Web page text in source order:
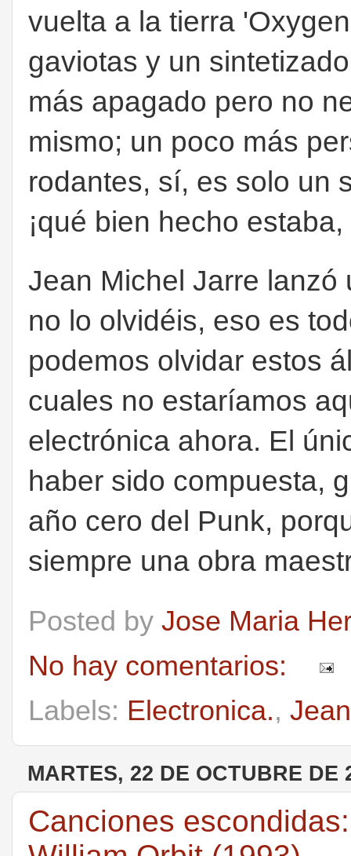
vuelta a la tierra
gaviotas y un
más apagado pero no
mismo; un poco más
rodantes, sí, es solo un
¡qué bien hecho
Jean Michel Jarre lanzó
no lo olvidéis, eso es
podemos olvidar estos
cuales no estaríamos
electrónica ahora. El
haber sido compuesta,
año cero del Punk,
siempre una obra
Posted by Jose Maria
No hay comentarios:
Labels: Electronica.,
MARTES, 22 DE OCTUBRE DE
Canciones